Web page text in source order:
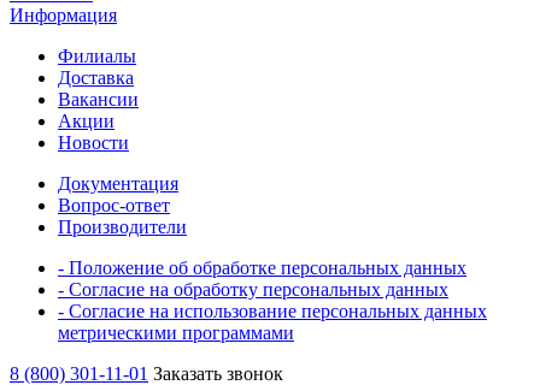
Информация
Филиалы
Доставка
Вакансии
Акции
Новости
Документация
Вопрос-ответ
Производители
- Положение об обработке персональных данных
- Согласие на обработку персональных данных
- Согласие на использование персональных данных
метрическими программами
8 (800) 301-11-01 Заказать звонок